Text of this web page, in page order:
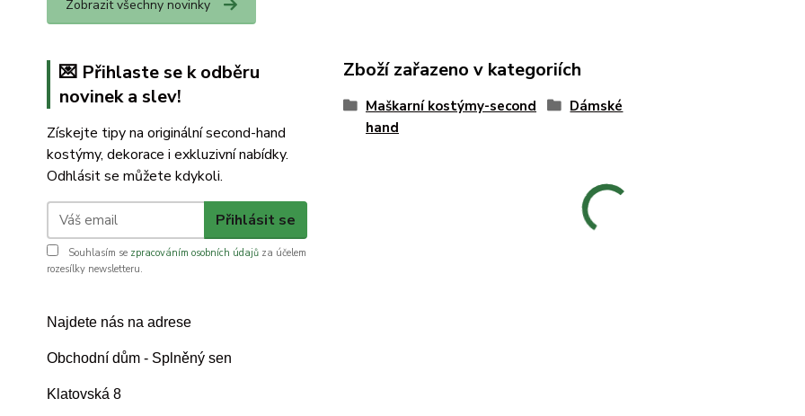
Zobrazit všechny novinky
💌 Přihlaste se k odběru
novinek a slev!
Získejte tipy na originální second-hand
kostýmy, dekorace i exkluzivní nabídky.
Odhlásit se můžete kdykoli.
Přihlásit se
Souhlasím se zpracováním osobních údajů za účelem
rozesílky newsletteru.
Najdete nás na adrese
Obchodní dům - Splněný sen
Klatovská 8
Zboží zařazeno v kategoriích
Maškarní kostýmy-second
hand
Dámské